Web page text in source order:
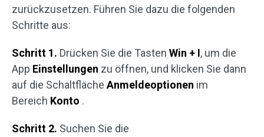
zurückzusetzen. Führen Sie dazu die folgenden
Schritte aus:
Schritt 1. Drücken Sie die Tasten Win + I, um die
App Einstellungen zu öffnen, und klicken Sie dann
auf die Schaltfläche Anmeldeoptionen im
Bereich Konto .
Schritt 2. Suchen Sie die